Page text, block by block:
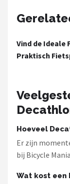
Alle merken
Vind de Ideale
Praktisch
Hoeveel
Er zijn
bij Bicycle
Wat kost een